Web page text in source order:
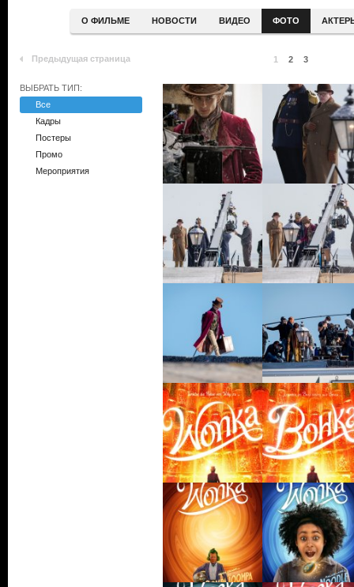
О ФИЛЬМЕ НОВОСТИ ВИДЕО ФОТО
Предыдущая страница 1 2 3
ВЫБРАТЬ ТИП:
Все
Кадры
Постеры
Промо
Мероприятия